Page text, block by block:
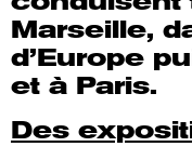
Marseille,
d’Europe
et à Paris.
Des